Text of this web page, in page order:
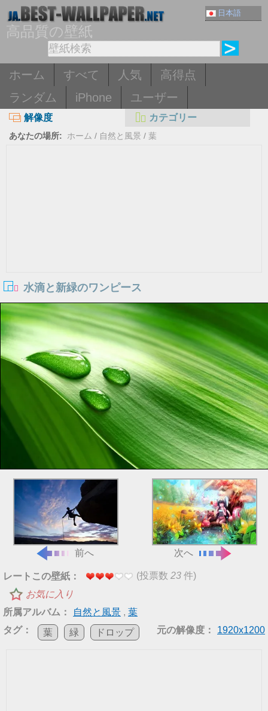
日本語
高品質の壁紙
ホーム すべて 人気
高得点
ランダム
iPhone ユーザー
解像度 カテゴリー
あなたの場所: ホーム / 自然と風景 / 葉
水滴と新緑のワンピース
前へ 次へ
レートこの壁紙： (投票数 23 件)
お気に入り
所属アルバム：
自然と風景 , 葉
タグ：
葉 緑 ドロップ 元の解像度： 1920x1200